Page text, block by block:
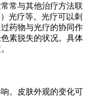
常与其他治疗方法联
光疗等。光疗可以刺
药物与光疗的协同作
素脱失的状况。具体
。皮肤外观的变化可